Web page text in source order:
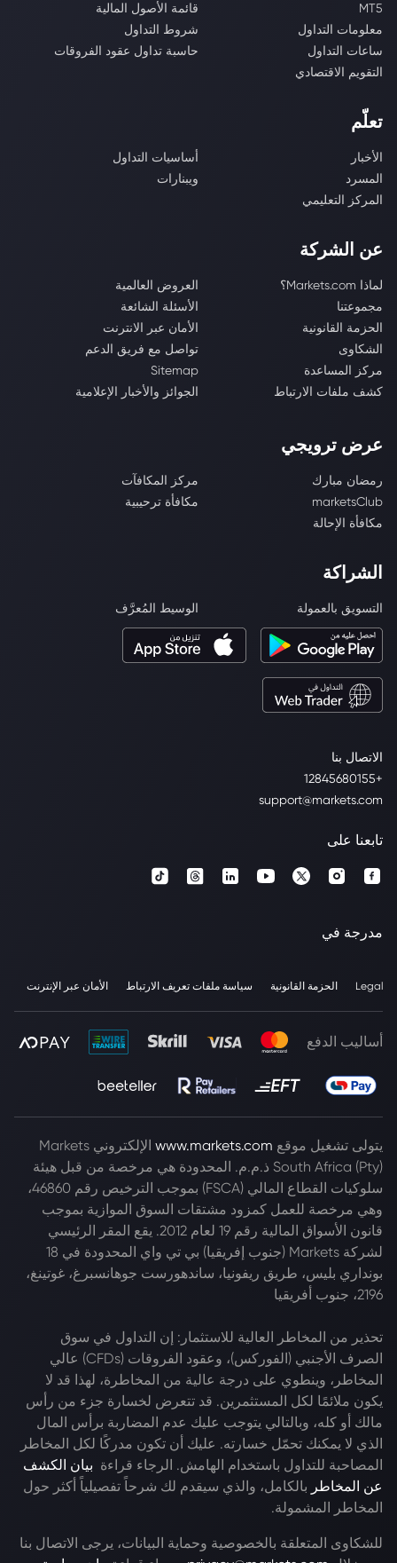
الاتصال بنا
+12845680155
support@markets.com
MT5
قائمة الأصول المالية
معلومات التداول
شروط التداول
ساعات التداول
حاسبة تداول عقود الفروقات
التقويم الاقتصادي
تعلّم
الأخبار
أساسيات التداول
المسرد
ويبنارات
المركز التعليمي
عن الشركة
لماذا Markets.com؟
العروض العالمية
مجموعتنا
الأسئلة الشائعة
الحزمة القانونية
الأمان عبر الانترنت
الشكاوى
تواصل مع فريق الدعم
مركز المساعدة
Sitemap
كشف ملفات الارتباط
الجوائز والأخبار الإعلامية
عرض ترويجي
رمضان مبارك
مركز المكافآت
marketsClub
مكافأة ترحيبية
مكافأة الإحالة
الشراكة
التسويق بالعمولة الوسيط المُعرَّف
تابعنا على
مدرجة في
Legal الحزمة القانونية سياسة ملفات تعريف الارتباط الأمان عبر الإنترنت
أساليب الدفع
يتولى تشغيل موقع www.markets.com
الإلكتروني Markets
South Africa (Pty) ذ.م.م. المحدودة هي مرخصة من قبل هيئة
سلوكيات القطاع المالي (FSCA) بموجب الترخيص رقم 46860،
وهي مرخصة للعمل كمزود مشتقات السوق الموازية بموجب
قانون الأسواق المالية رقم 19 لعام 2012. يقع المقر الرئيسي
لشركة Markets (جنوب إفريقيا) بي تي واي المحدودة في 18
بونداري بليس، طريق ريفونيا، ساندهورست جوهانسبرغ، غوتينغ،
2196، جنوب أفريقيا
تحذير من المخاطر العالية للاستثمار: إن التداول في سوق
الصرف الأجنبي (الفوركس)، وعقود الفروقات (CFDs) عالي
المخاطر، وينطوي على درجة عالية من المخاطرة، لهذا قد لا
يكون ملائمًا لكل المستثمرين. قد تتعرض لخسارة جزء من رأس
مالك أو كله، وبالتالي يتوجب عليك عدم المضاربة برأس المال
الذي لا يمكنك تحمّل خسارته. عليك أن تكون مدركًا لكل المخاطر
المصاحبة للتداول باستخدام الهامش. الرجاء قراءة بيان الكشف
عن المخاطر بالكامل، والذي سيقدم لك شرحاً تفصيلياً أكثر حول
المخاطر المشمولة.
للشكاوى المتعلقة بالخصوصية وحماية البيانات، يرجى الاتصال بنا